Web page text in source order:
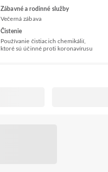
Zábavné a rodinné služby
Večerná zábava
Čistenie
Používanie čistiacich chemikálií,
ktoré sú účinné proti koronavírusu